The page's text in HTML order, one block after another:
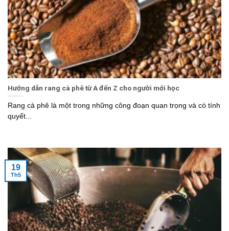
Hướng dẫn rang cà phê từ A đến Z cho người mới học
Rang cà phê là một trong những công đoạn quan trọng và có tính
quyết...
19
Th5